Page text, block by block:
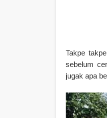
Takpe
sebelum
jugak apa